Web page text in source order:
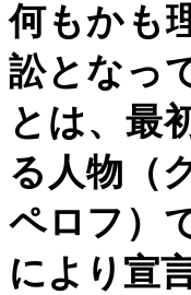
何もかも
訟となっ
とは、最
る人物（
ペロフ）
により宣